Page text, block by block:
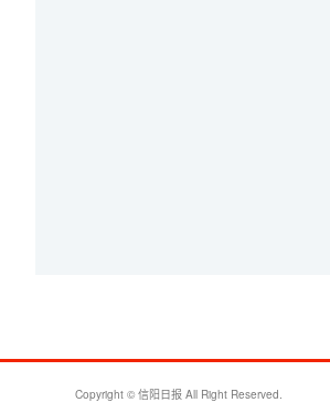
Copyright © 信阳日报 All Right Reserved.